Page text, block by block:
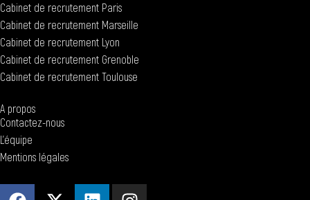
Cabinet de recrutement Paris
Cabinet de recrutement Marseille
Cabinet de recrutement Lyon
Cabinet de recrutement Grenoble
Cabinet de recrutement Toulouse
A propos
Contactez-nous
L'équipe
Mentions légales